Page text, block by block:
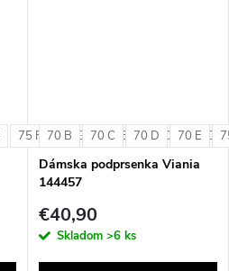
75 F 75 G 80 B 80 C 80 D
70 B 70 C 70 D 70 E
Dámska podprsenka Viania
144457
€40,90
Skladom >6 ks